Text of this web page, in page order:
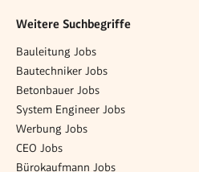
Weitere Suchbegriffe
Bauleitung Jobs
Bautechniker Jobs
Betonbauer Jobs
System Engineer Jobs
Werbung Jobs
CEO Jobs
Bürokaufmann Jobs